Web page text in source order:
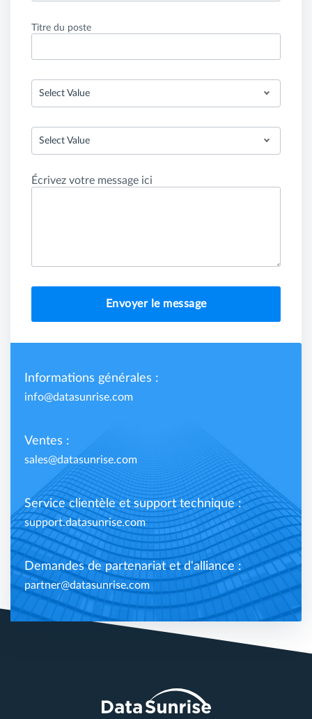
Titre du poste
Select Value
Select Value
Écrivez votre message ici
Envoyer le message
Informations générales :
info@datasunrise.com
Ventes :
sales@datasunrise.com
Service clientèle et support technique :
support.datasunrise.com
Demandes de partenariat et d'alliance :
partner@datasunrise.com